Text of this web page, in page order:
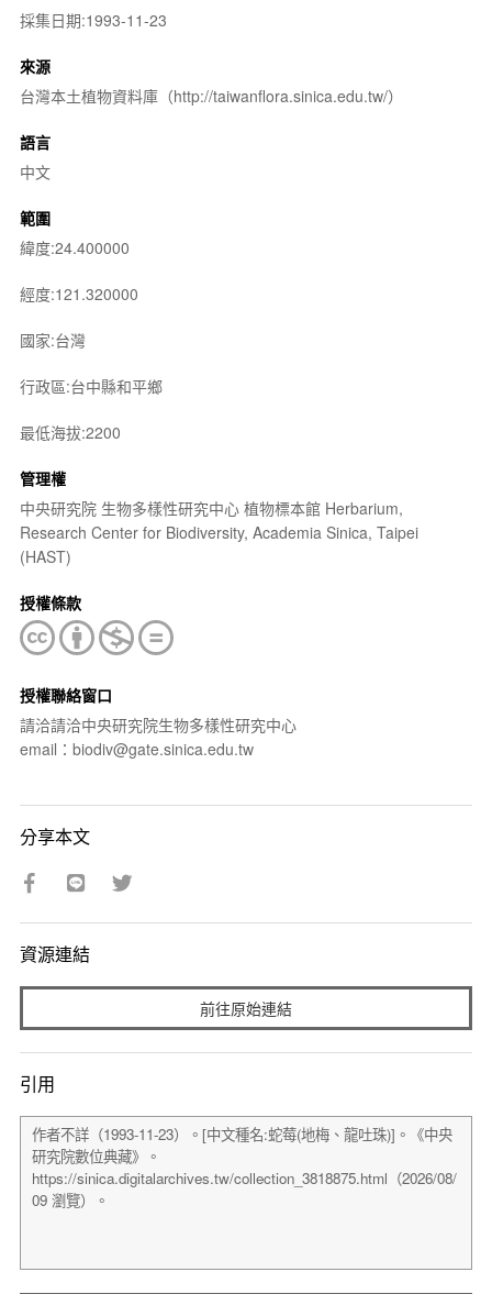
採集日期:1993-11-23
來源
台灣本土植物資料庫（http://taiwanflora.sinica.edu.tw/）
語言
中文
範圍
緯度:24.400000
經度:121.320000
國家:台灣
行政區:台中縣和平鄉
最低海拔:2200
管理權
中央研究院 生物多樣性研究中心 植物標本館 Herbarium,
Research Center for Biodiversity, Academia Sinica, Taipei
(HAST)
授權條款
授權聯絡窗口
請洽請洽中央研究院生物多樣性研究中心
email：biodiv@gate.sinica.edu.tw
分享本文
資源連結
前往原始連結
引用